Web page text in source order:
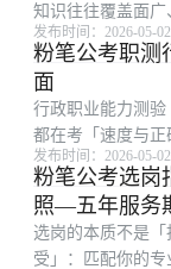
知识往往覆盖面广
考、地方单招，也
叉。很多考生刷了
的不熟」：根因往...
发布时间：2026-05-02
粉笔公考职测
面
行政职业能力测
都在考「速度与正
判断推理、资料分
垮整卷节奏。不少
往不是知识点没学
发布时间：2026-05-02
粉笔公考选岗
照—五年服务
选岗的本质不是
受」：匹配你的专